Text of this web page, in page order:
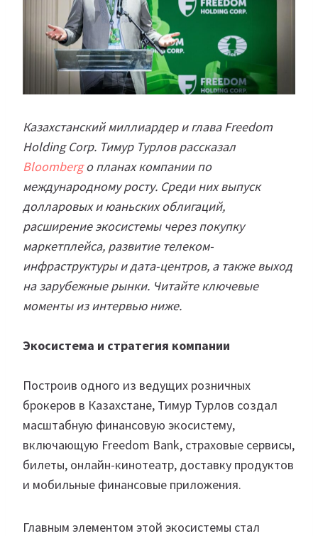
Казахстанский миллиардер и глава Freedom
Holding Corp. Тимур Турлов рассказал
Bloombergо планах компании по
международному росту. Среди них выпуск
долларовых и юаньских облигаций,
расширение экосистемы через покупку
маркетплейса, развитие телеком-
инфраструктуры и дата-центров, а также выход
на зарубежные рынки. Читайте ключевые
моменты из интервью ниже.
Экосистема и стратегия компании
Построив одного из ведущих розничных
брокеров в Казахстане, Тимур Турлов создал
масштабную финансовую экосистему,
включающую Freedom Bank, страховые сервисы,
билеты, онлайн-кинотеатр, доставку продуктов
и мобильные финансовые приложения.
Главным элементом этой экосистемы стал